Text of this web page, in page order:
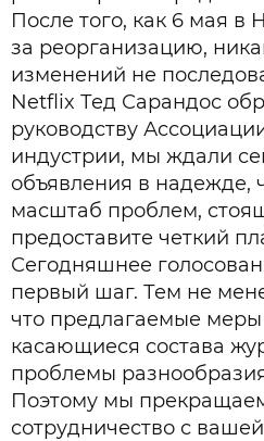
После того, как 6 мая в
за реорганизацию,
изменений не
Netflix Тед Сарандос
руководству
индустрии, мы ждали
объявления в надежде,
масштаб проблем,
предоставите четкий
Сегодняшнее
первый шаг. Тем не
что предлагаемые
касающиеся состава
проблемы
Поэтому мы
сотрудничество с